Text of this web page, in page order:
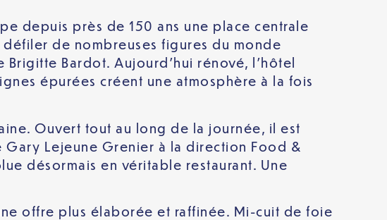
depuis près de 150 ans une place centrale
de nombreuses figures du monde
Bardot. Aujourd’hui rénové, l’hôtel
épurées créent une atmosphère à la fois
Ouvert tout au long de la journée, il est
Lejeune Grenier à la direction Food &
désormais en véritable restaurant. Une
offre plus élaborée et raffinée. Mi-cuit de foie